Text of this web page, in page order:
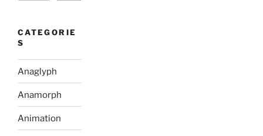
CATEGORIE
S
Anaglyph
Anamorph
Animation